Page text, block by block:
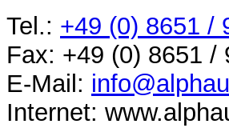
Tel.: +49 (0) 8651 /
Fax: +49 (0) 8651 /
E-Mail:
Internet: